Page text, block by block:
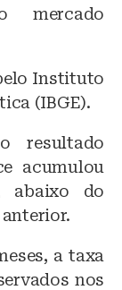
mercado
Instituto
(IBGE).
resultado
acumulou
abaixo do
anterior.
a taxa
nos